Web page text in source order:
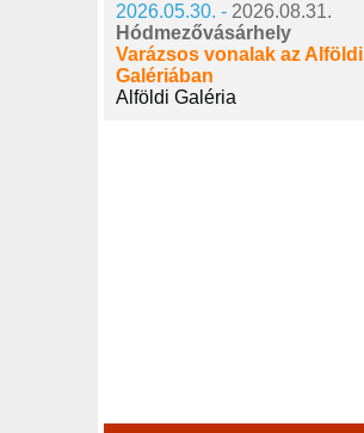
2026.05.30. - 2026.08.31.
Hódmezővásárhely
Varázsos vonalak az Alföldi
Galériában
Alföldi Galéria